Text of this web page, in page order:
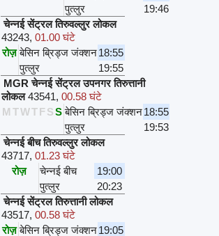
पुत्लुर
19:46
चेन्नई सेंट्रल तिरुवल्लुर लोकल
43243, 01.00 घंटे
रोज़ बेसिन ब्रिड्ज जंक्शन18:55
पुत्लुर
19:55
MGR चेन्नई सेंट्रल उपनगर तिरुत्तानी
लोकल 43541, 00.58 घंटे
M TWTFSS बेसिन ब्रिड्ज जंक्शन18:55
पुत्लुर
19:53
चेन्नई बीच तिरुवल्लुर लोकल
43717, 01.23 घंटे
रोज़
चेन्नई बीच
19:00
पुत्लुर
20:23
चेन्नई सेंट्रल तिरुत्तानी लोकल
43517, 00.58 घंटे
रोज़ बेसिन ब्रिड्ज जंक्शन19:05